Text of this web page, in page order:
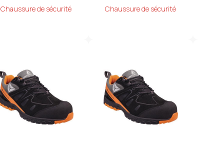
Chaussure de sécurité Chaussure de sécurité